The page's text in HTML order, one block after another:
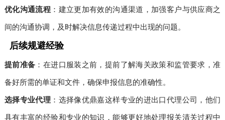
优化沟通流程 ：建立更加有效的沟通渠道，加强客户与供应商之
间的沟通协调，及时解决信息传递过程中出现的问题。
后续规避经验
提前准备 ：在进口服装之前，提前了解海关政策和监管要求，准
备好所需的单证和文件，确保申报信息的准确性。
选择专业代理 ：选择像优鼎嘉这样专业的进出口代理公司，他们
具有丰富的经验和专业的知识，能够更好地处理报关清关过程中